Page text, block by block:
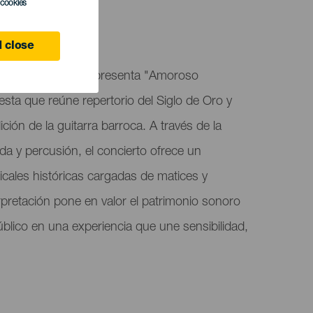
close
de Lanzarote presenta "Amoroso
que reúne repertorio del Siglo de Oro y
de la guitarra barroca. A través de la
y percusión, el concierto ofrece un
históricas cargadas de matices y
pone en valor el patrimonio sonoro
en una experiencia que une sensibilidad,